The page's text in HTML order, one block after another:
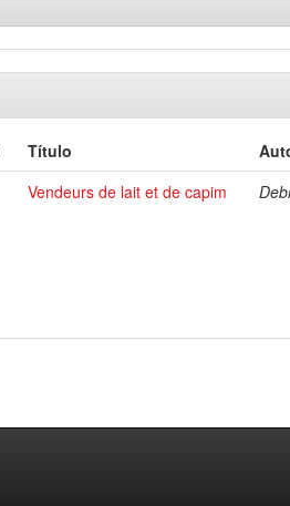
Título
Vendeurs de lait et de capim